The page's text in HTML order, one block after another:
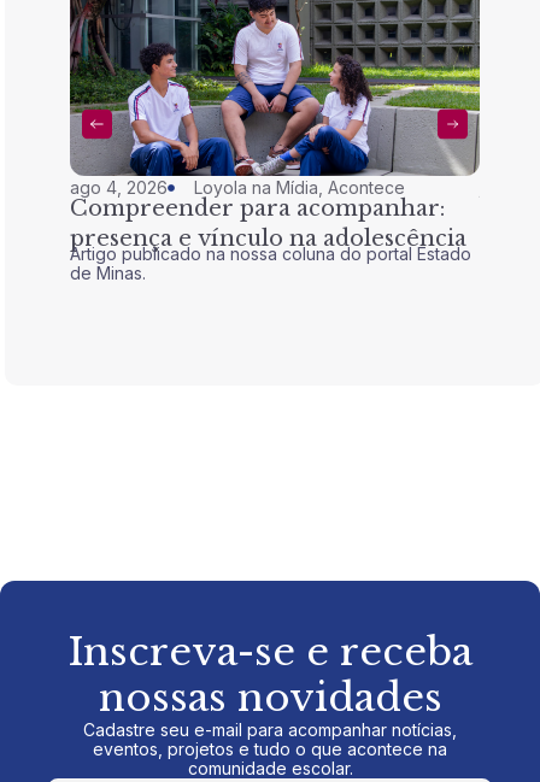
ago 4, 2026 Loyola na Mídia ,Acontece
Compreender para acompanhar:
presença e vínculo na adolescência
Artigo publicado na nossa coluna do portal Estado
de Minas.
Inscreva-se e receba
nossas novidades
Cadastre seu e-mail para acompanhar notícias,
eventos, projetos e tudo o que acontece na
comunidade escolar.